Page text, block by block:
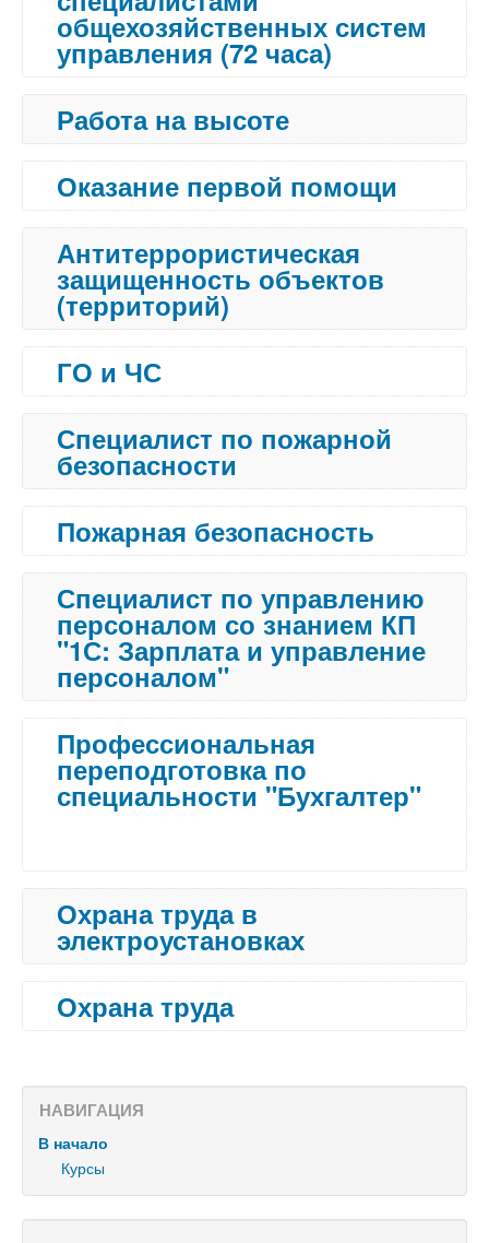
общехозяйственных систем
управления (72 часа)
Работа на высоте
Оказание первой помощи
Антитеррористическая
защищенность объектов
(территорий)
ГО и ЧС
Специалист по пожарной
безопасности
Пожарная безопасность
Специалист по управлению
персоналом со знанием КП
"1С: Зарплата и управление
персоналом"
Профессиональная
переподготовка по
специальности "Бухгалтер"
Охрана труда в
электроустановках
Охрана труда
НАВИГАЦИЯ
В начало
Курсы